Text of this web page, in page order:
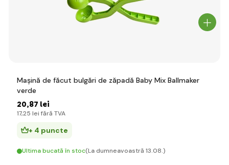
Mașină de făcut bulgări de zăpadă Baby Mix Ballmaker
verde
20,87 lei
17,25 lei fără TVA
+ 4 puncte
Ultima bucată în stoc(La dumneavoastră 13.08.)